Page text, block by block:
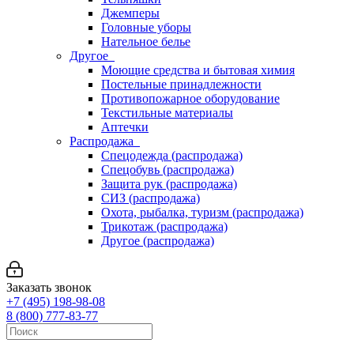
Джемперы
Головные уборы
Нательное белье
Другое
Моющие средства и бытовая химия
Постельные принадлежности
Противопожарное оборудование
Текстильные материалы
Аптечки
Распродажа
Спецодежда (распродажа)
Спецобувь (распродажа)
Защита рук (распродажа)
СИЗ (распродажа)
Охота, рыбалка, туризм (распродажа)
Трикотаж (распродажа)
Другое (распродажа)
Заказать звонок
+7 (495) 198-98-08
8 (800) 777-83-77